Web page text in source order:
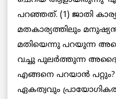
പറഞ്ഞത്. (1) ജാതി
മതകാര്യത്തിലും
മതിയെന്നു പറയുന്ന
വച്ചു പുലര്‍ത്തുന്ന
എങ്ങനെ പറയാന്‍
ഏകത്വവും